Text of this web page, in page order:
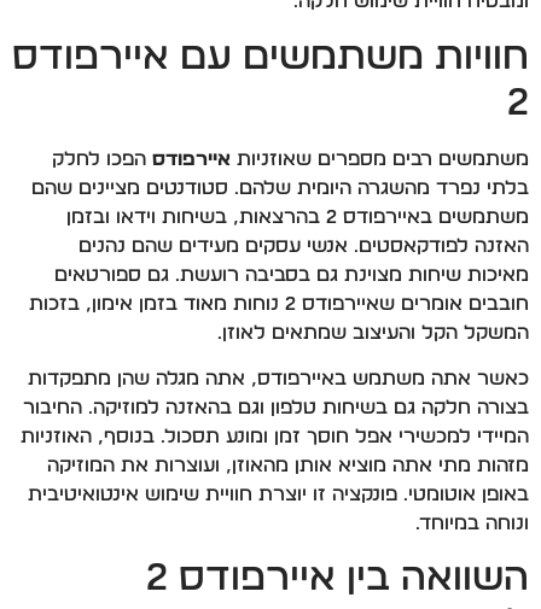
חוויות משתמשים עם איירפודס
2
משתמשים רבים מספרים שאוזניות איירפודס הפכו לחלק
בלתי נפרד מהשגרה היומית שלהם. סטודנטים מציינים שהם
משתמשים באיירפודס 2 בהרצאות, בשיחות וידאו ובזמן
האזנה לפודקאסטים. אנשי עסקים מעידים שהם נהנים
מאיכות שיחות מצוינת גם בסביבה רועשת. גם ספורטאים
חובבים אומרים שאיירפודס 2 נוחות מאוד בזמן אימון, בזכות
המשקל הקל והעיצוב שמתאים לאוזן.
כאשר אתה משתמש באיירפודס, אתה מגלה שהן מתפקדות
בצורה חלקה גם בשיחות טלפון וגם בהאזנה למוזיקה. החיבור
המיידי למכשירי אפל חוסך זמן ומונע תסכול. בנוסף, האוזניות
מזהות מתי אתה מוציא אותן מהאוזן, ועוצרות את המוזיקה
באופן אוטומטי. פונקציה זו יוצרת חוויית שימוש אינטואיטיבית
ונוחה במיוחד.
השוואה בין איירפודס 2